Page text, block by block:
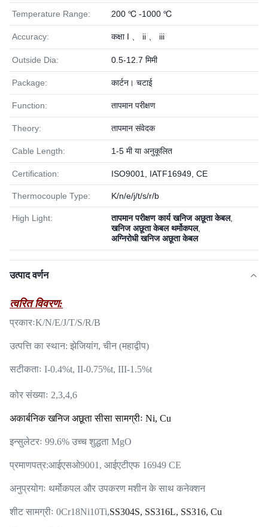
Temperature Range: 200 ℃ -1000 ℃
Accuracy: कक्षा I 、 ii 、 iii
Outside Dia: 0.5-12.7 मिमी
Package: कार्टन। चटाई
Function: तापमान परीक्षण
Theory: तापमान संवेदक
Cable Length: 1-5 मी या अनुकूलित
Certification: ISO9001, IATF16949, CE
Thermocouple Type: K/n/e/j/t/s/r/b
High Light: तापमान परीक्षण कार्य खनिज अछूता केबल,
खनिज अछूता केबल थर्मोकपल,
अग्निरोधी खनिज अछूता केबल
उत्पाद वर्णन
त्वरित विवरण:
प्रकारःK/N/E/J/T/S/R/B
उत्पत्ति का स्थान: झेजियांग, चीन (महाद्वीप)
सटीकताः I-0.4%t, II-0.75%t, III-1.5%t
कोर संख्याः 2,3,4,6
अकार्बनिक खनिज अछूता सीसा सामग्रीः Ni, Cu
इन्सुलेटरः 99.6% उच्च शुद्धता MgO
प्रमाणपत्र:आईएसओ9001, आईएटीएफ 16949 CE
अनुप्रयोगः थर्मोकपल और उपकरण मशीन के साथ कनेक्शन
शीट सामग्रीः 0Cr18Ni10Ti,SS304S, SS316L, SS316, Cu